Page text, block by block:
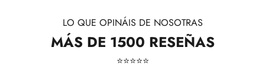
LO QUE OPINÁIS DE NOSOTRAS
MÁS DE 1500 RESEÑAS
⭐​⭐​⭐​⭐​⭐​